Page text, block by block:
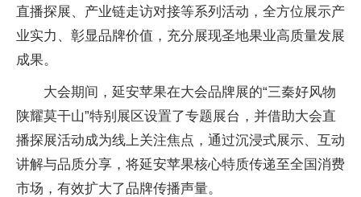
直播探展、产业链走访对接等系列活动，全方位展示产
业实力、彰显品牌价值，充分展现圣地果业高质量发展
成果。
大会期间，延安苹果在大会品牌展的“三秦好风物
陕耀莫干山”特别展区设置了专题展台，并借助大会直
播探展活动成为线上关注焦点，通过沉浸式展示、互动
讲解与品质分享，将延安苹果核心特质传递至全国消费
市场，有效扩大了品牌传播声量。